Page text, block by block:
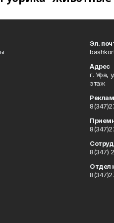
Эл.
Адрес
г. Уфа,
этаж
8(347)
Отдел